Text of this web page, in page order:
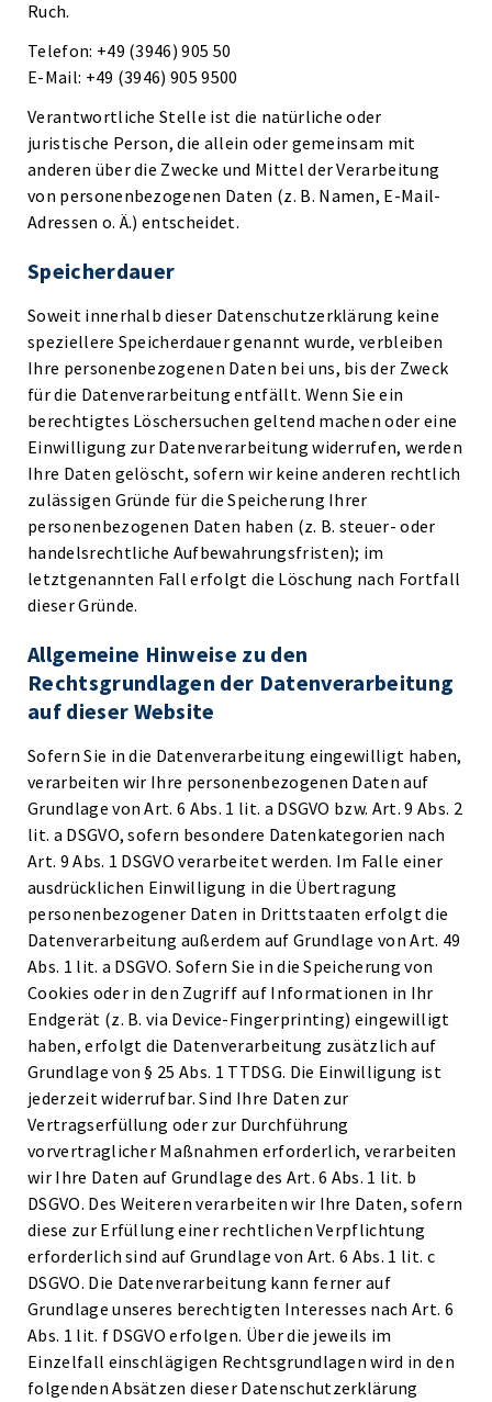
Ruch.
Telefon: +49 (3946) 905 50
E-Mail: +49 (3946) 905 9500
Verantwortliche Stelle ist die natürliche oder
juristische Person, die allein oder gemeinsam mit
anderen über die Zwecke und Mittel der Verarbeitung
von personenbezogenen Daten (z. B. Namen, E-Mail-
Adressen o. Ä.) entscheidet.
Speicherdauer
Soweit innerhalb dieser Datenschutzerklärung keine
speziellere Speicherdauer genannt wurde, verbleiben
Ihre personenbezogenen Daten bei uns, bis der Zweck
für die Datenverarbeitung entfällt. Wenn Sie ein
berechtigtes Löschersuchen geltend machen oder eine
Einwilligung zur Datenverarbeitung widerrufen, werden
Ihre Daten gelöscht, sofern wir keine anderen rechtlich
zulässigen Gründe für die Speicherung Ihrer
personenbezogenen Daten haben (z. B. steuer- oder
handelsrechtliche Aufbewahrungsfristen); im
letztgenannten Fall erfolgt die Löschung nach Fortfall
dieser Gründe.
Allgemeine Hinweise zu den
Rechtsgrundlagen der Datenverarbeitung
auf dieser Website
Sofern Sie in die Datenverarbeitung eingewilligt haben,
verarbeiten wir Ihre personenbezogenen Daten auf
Grundlage von Art. 6 Abs. 1 lit. a DSGVO bzw. Art. 9 Abs. 2
lit. a DSGVO, sofern besondere Datenkategorien nach
Art. 9 Abs. 1 DSGVO verarbeitet werden. Im Falle einer
ausdrücklichen Einwilligung in die Übertragung
personenbezogener Daten in Drittstaaten erfolgt die
Datenverarbeitung außerdem auf Grundlage von Art. 49
Abs. 1 lit. a DSGVO. Sofern Sie in die Speicherung von
Cookies oder in den Zugriff auf Informationen in Ihr
Endgerät (z. B. via Device-Fingerprinting) eingewilligt
haben, erfolgt die Datenverarbeitung zusätzlich auf
Grundlage von § 25 Abs. 1 TTDSG. Die Einwilligung ist
jederzeit widerrufbar. Sind Ihre Daten zur
Vertragserfüllung oder zur Durchführung
vorvertraglicher Maßnahmen erforderlich, verarbeiten
wir Ihre Daten auf Grundlage des Art. 6 Abs. 1 lit. b
DSGVO. Des Weiteren verarbeiten wir Ihre Daten, sofern
diese zur Erfüllung einer rechtlichen Verpflichtung
erforderlich sind auf Grundlage von Art. 6 Abs. 1 lit. c
DSGVO. Die Datenverarbeitung kann ferner auf
Grundlage unseres berechtigten Interesses nach Art. 6
Abs. 1 lit. f DSGVO erfolgen. Über die jeweils im
Einzelfall einschlägigen Rechtsgrundlagen wird in den
folgenden Absätzen dieser Datenschutzerklärung